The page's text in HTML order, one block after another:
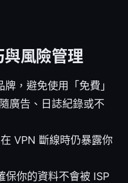
風險管理
，避免使用「免費」
廣告、日誌紀錄或不
VPN 斷線時仍暴露你
保你的資料不會被 ISP